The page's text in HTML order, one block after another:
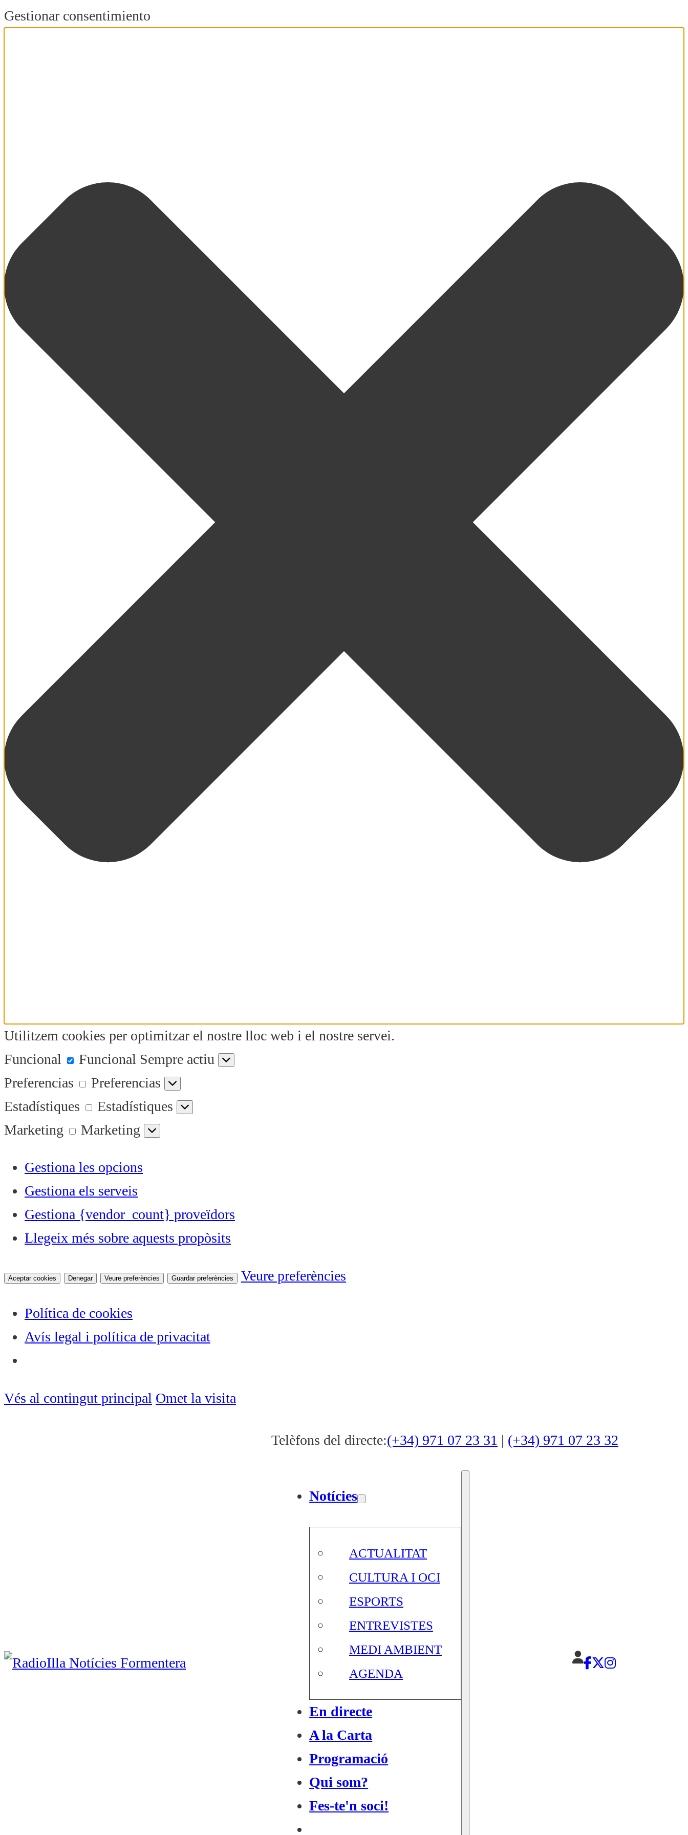
Gestionar consentimiento
Utilitzem cookies per optimitzar el nostre lloc web i el nostre servei.
Funcional
Funcional Sempre actiu
Preferencias
Preferencias
Estadístiques
Estadístiques
Marketing
Marketing
Gestiona les opcions
Gestiona els serveis
Gestiona {vendor_count} proveïdors
Llegeix més sobre aquests propòsits
Aceptar cookies Denegar Veure preferències Guardar preferències Veure preferències
Política de cookies
Avís legal i política de privacitat
Vés al contingut principal Omet la visita
Telèfons del directe:(+34) 971 07 23 31 | (+34) 971 07 23 32
Notícies
ACTUALITAT
CULTURA I OCI
ESPORTS
ENTREVISTES
MEDI AMBIENT
AGENDA
En directe
A la Carta
Programació
Qui som?
Fes-te'n soci!